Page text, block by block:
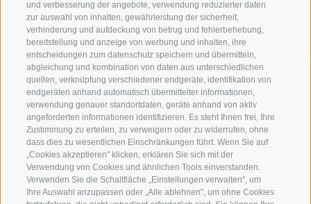
und verbesserung der angebote, verwendung reduzierter daten
zur auswahl von inhalten, gewährleistung der sicherheit,
verhinderung und aufdeckung von betrug und fehlerbehebung,
bereitstellung und anzeige von werbung und inhalten, ihre
entscheidungen zum datenschutz speichern und übermitteln,
abgleichung und kombination von daten aus unterschiedlichen
quellen, verknüpfung verschiedener endgeräte, identifikation von
endgeräten anhand automatisch übermittelter informationen,
verwendung genauer standortdaten, geräte anhand von aktiv
angeforderten informationen identifizieren. Es steht Ihnen frei, Ihre
Zustimmung zu erteilen, zu verweigern oder zu widerrufen, ohne
dass dies zu wesentlichen Einschränkungen führt. Wenn Sie auf
„Cookies akzeptieren" klicken, erklären Sie sich mit der
Verwendung von Cookies und ähnlichen Tools einverstanden.
Verwenden Sie die Schaltfläche „Einstellungen verwalten", um
Ihre Auswahl anzupassen oder „Alle ablehnen", um ohne Cookies
RATSCHINGS
RIDNAUNTAL
BERGBAHNEN
SKISCHULE RATSCHINGS
LUISL'S SKISCHULE IN RATSCHINGS
WANDERN
HOCHALPINE
BIKEN
LANGLAUFEN